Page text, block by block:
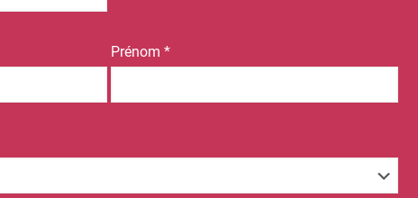
Prénom *